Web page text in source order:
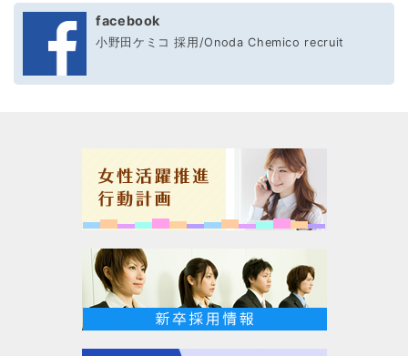
facebook
小野田ケミコ 採用/Onoda Chemico recruit